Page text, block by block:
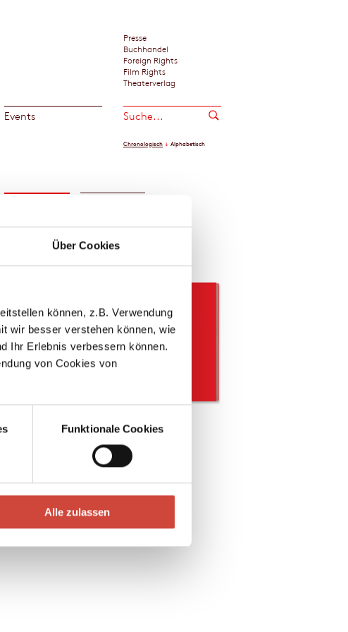
Über Cookies
können, z.B. Verwendung
wir besser verstehen können, wie
Ihr Erlebnis verbessern können.
von Cookies von
Funktionale Cookies
Alle zulassen
Presse
Buchhandel
Foreign Rights
Film Rights
Theaterverlag
Events
Chronologisch Alphabetisch